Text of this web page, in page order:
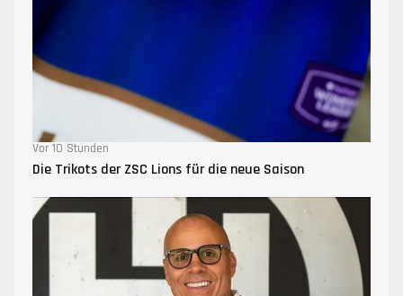
Vor 10 Stunden
Die Trikots der ZSC Lions für die neue Saison